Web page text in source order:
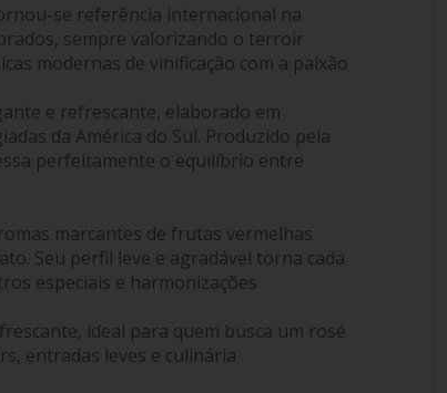
se referência internacional na
sempre valorizando o terroir
modernas de vinificação com a paixão
e refrescante, elaborado em
da América do Sul. Produzido pela
perfeitamente o equilíbrio entre
marcantes de frutas vermelhas
Seu perfil leve e agradável torna cada
especiais e harmonizações
ideal para quem busca um rosé
entradas leves e culinária